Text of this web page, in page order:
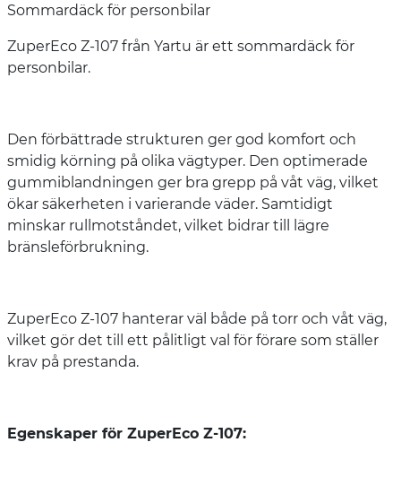
Sommardäck för personbilar
ZuperEco Z-107 från Yartu är ett sommardäck för
personbilar.
Den förbättrade strukturen ger god komfort och
smidig körning på olika vägtyper. Den optimerade
gummiblandningen ger bra grepp på våt väg, vilket
ökar säkerheten i varierande väder. Samtidigt
minskar rullmotståndet, vilket bidrar till lägre
bränsleförbrukning.
ZuperEco Z-107 hanterar väl både på torr och våt väg,
vilket gör det till ett pålitligt val för förare som ställer
krav på prestanda.
Egenskaper för ZuperEco Z-107: